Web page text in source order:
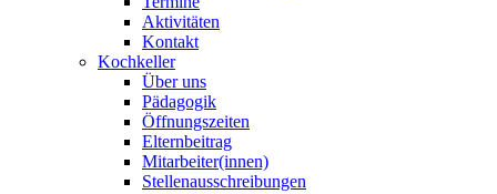
Aktivitäten
Kontakt
Kochkeller
Über uns
Pädagogik
Öffnungszeiten
Elternbeitrag
Mitarbeiter(innen)
Stellenausschreibungen